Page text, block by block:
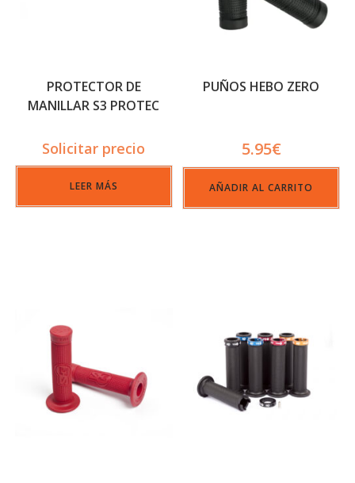
PROTECTOR DE
MANILLAR S3 PROTEC
Solicitar precio
LEER MÁS
PUÑOS HEBO ZERO
5.95€
AÑADIR AL CARRITO